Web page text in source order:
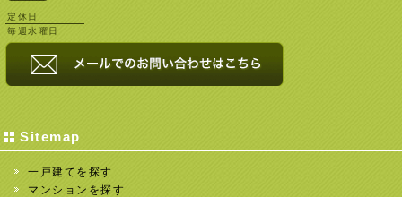
定休日
毎週水曜日
Sitemap
一戸建てを探す
マンションを探す